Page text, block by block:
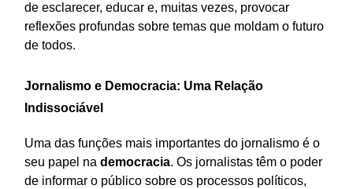
de esclarecer, educar e, muitas vezes, provocar
reflexões profundas sobre temas que moldam o futuro
de todos.
Jornalismo e Democracia: Uma Relação
Indissociável
Uma das funções mais importantes do jornalismo é o
seu papel na democracia. Os jornalistas têm o poder
de informar o público sobre os processos políticos,